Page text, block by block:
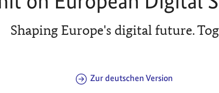
Shaping Europe's digital future.
Zur deutschen Version